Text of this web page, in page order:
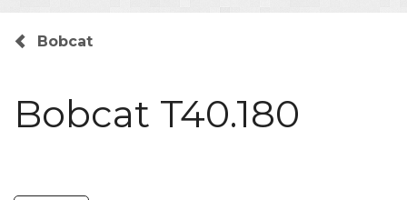
Bobcat
Bobcat T40.180